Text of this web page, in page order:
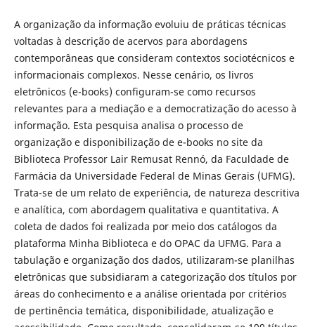
A organização da informação evoluiu de práticas técnicas
voltadas à descrição de acervos para abordagens
contemporâneas que consideram contextos sociotécnicos e
informacionais complexos. Nesse cenário, os livros
eletrônicos (e-books) configuram-se como recursos
relevantes para a mediação e a democratização do acesso à
informação. Esta pesquisa analisa o processo de
organização e disponibilização de e-books no site da
Biblioteca Professor Lair Remusat Rennó, da Faculdade de
Farmácia da Universidade Federal de Minas Gerais (UFMG).
Trata-se de um relato de experiência, de natureza descritiva
e analítica, com abordagem qualitativa e quantitativa. A
coleta de dados foi realizada por meio dos catálogos da
plataforma Minha Biblioteca e do OPAC da UFMG. Para a
tabulação e organização dos dados, utilizaram-se planilhas
eletrônicas que subsidiaram a categorização dos títulos por
áreas do conhecimento e a análise orientada por critérios
de pertinência temática, disponibilidade, atualização e